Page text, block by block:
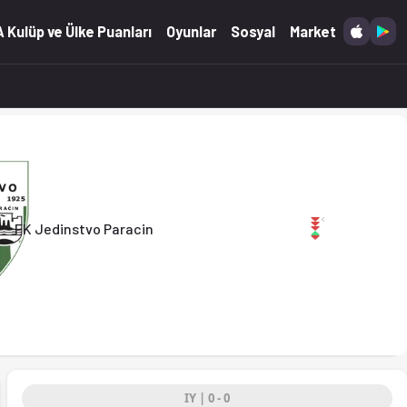
Kulüp ve Ülke Puanları Oyunlar Sosyal Market
FK Jedinstvo Paracin
IY | 0 - 0